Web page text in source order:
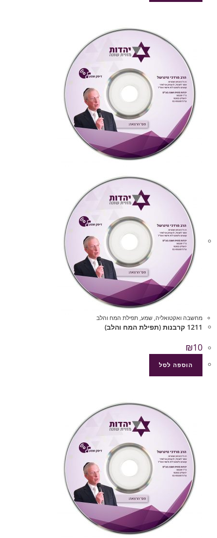
מחשבה ואקטואליה, שמע, תפילת המח והלב
1211 קרבנות (תפילת המח והלב)
₪10
הוספה לסל